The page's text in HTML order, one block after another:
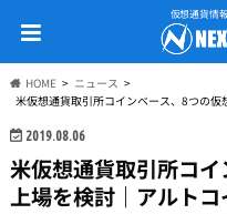
仮想通貨情
HOME
ニュース
米仮想通貨取引所コインベース、8つの
2019.08.06
米仮想通貨取引所コ
上場を検討｜アルト